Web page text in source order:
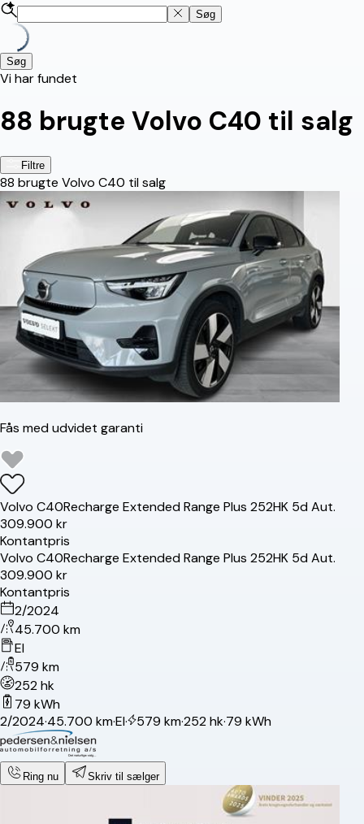
Søg
Søg
Vi har fundet
88 brugte Volvo C40 til salg
Filtre
88 brugte Volvo C40 til salg
Fås med udvidet garanti
Volvo C40Recharge Extended Range Plus 252HK 5d Aut.
309.900 kr
Kontantpris
Volvo C40Recharge Extended Range Plus 252HK 5d Aut.
309.900 kr
Kontantpris
2/2024
45.700 km
El
579 km
252 hk
79 kWh
2/2024·45.700 km·El· 579 km·252 hk·79 kWh
Ring nu Skriv til sælger